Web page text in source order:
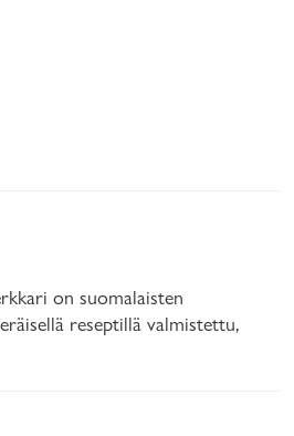
on suomalaisten
reseptillä valmistettu,